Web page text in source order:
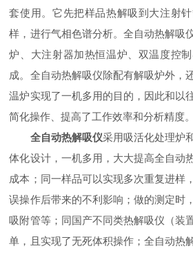
套使用。它先把样品热解吸到大注射
样，进行气相色谱分析。全自动热解吸
炉、大注射器加热恒温炉、双温度控
成。全自动热解吸仪除配有解吸炉外，
温炉实现了一机多用的目的，因此和以
简化操作、提高了工作效率和分析精度。
全自动热解吸仪采用吸活化处理炉
体化设计，一机多用，大大提高全自动
成本；同一样品可以实现多次重复进样
误操作后带来的不利影响；做的测定时
吸附管等；同国产不同类热解吸仪（装
单，且实现了无死体积操作；全自动热